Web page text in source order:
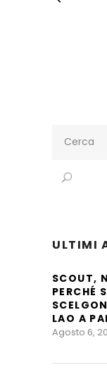
ULTIMI
SCOUT,
PERCHÉ
LAO A
Agosto 6,